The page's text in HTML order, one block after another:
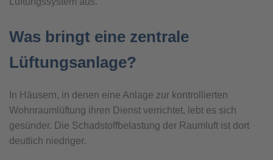
Was bringt eine zentrale
Lüftungsanlage?
In Häusern, in denen eine Anlage zur kontrollierten
Wohnraumlüftung ihren Dienst verrichtet, lebt es sich
gesünder. Die Schadstoffbelastung der Raumluft ist dort
deutlich niedriger.